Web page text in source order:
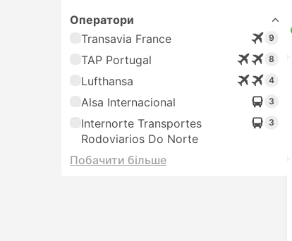
Оператори
Transavia France
9
TAP Portugal 8
Lufthansa 4
Alsa Internacional 3
Internorte Transportes
Rodoviarios Do Norte
3
Побачити більше